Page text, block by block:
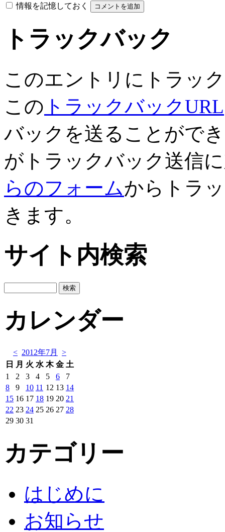
情報を記憶しておく
トラックバック
このエントリにトラッ
この トラックバックURL
バックを送ることがで
がトラックバック送信
らのフォームからトラ
きます。
サイト内検索
カレンダー
< 2012年7月
>
日
月 火 水 木 金 土
1
2 3 4 5 6
7
8
9 10 11 12 13 14
15 16 17 18 19 20 21
22 23 24 25 26 27 28
29 30 31
カテゴリー
はじめに
お知らせ